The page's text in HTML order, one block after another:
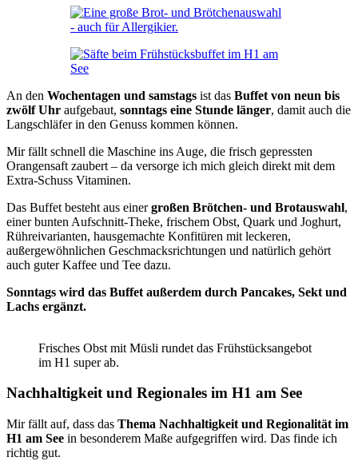
An den Wochentagen und samstags ist das Buffet von neun bis
zwölf Uhr aufgebaut, sonntags eine Stunde länger, damit auch die
Langschläfer in den Genuss kommen können.
Mir fällt schnell die Maschine ins Auge, die frisch gepressten
Orangensaft zaubert – da versorge ich mich gleich direkt mit dem
Extra-Schuss Vitaminen.
Das Buffet besteht aus einergroßen Brötchen- und Brotauswahl,
einer bunten Aufschnitt-Theke, frischem Obst, Quark und Joghurt,
Rühreivarianten, hausgemachte Konfitüren mit leckeren,
außergewöhnlichen Geschmacksrichtungen und natürlich gehört
auch guter Kaffee und Tee dazu.
Sonntags wird das Buffet außerdem durch Pancakes, Sekt und
Lachs ergänzt.
Frisches Obst mit Müsli rundet das Frühstücksangebot
im H1 super ab.
Nachhaltigkeit und Regionales im H1 am See
Mir fällt auf, dass das Thema Nachhaltigkeit und Regionalität im
H1 am See in besonderem Maße aufgegriffen wird. Das finde ich
richtig gut.